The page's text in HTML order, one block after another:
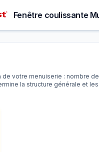
Fenêtre coulissante
votre menuiserie : nombre
la structure générale et